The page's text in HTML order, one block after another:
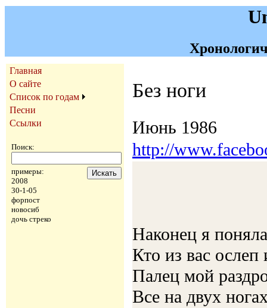
Главная
О сайте
Список по годам
Песни
Ссылки
Поиск:
примеры:
2008
30-1-05
форпост
новосиб
дочь стреко
Без ноги
Июнь 1986
http://
Наконец я
Кто из вас ослеп
Палец мой
Все на двух